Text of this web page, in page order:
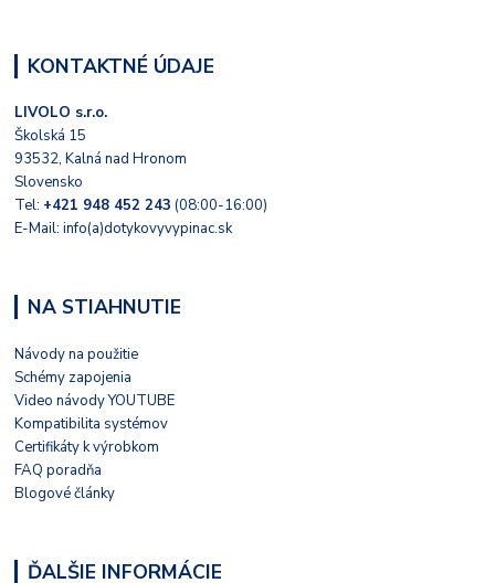
KONTAKTNÉ ÚDAJE
LIVOLO s.r.o.
Školská 15
93532, Kalná nad Hronom
Slovensko
Tel: +421 948 452 243 (08:00-16:00)
E-Mail: info(a)dotykovyvypinac.sk
NA STIAHNUTIE
Návody na použitie
Schémy zapojenia
Video návody YOUTUBE
Kompatibilita systémov
Certifikáty k výrobkom
FAQ poradňa
Blogové články
ĎALŠIE INFORMÁCIE